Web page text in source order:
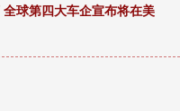
球第四大车企宣布将在美